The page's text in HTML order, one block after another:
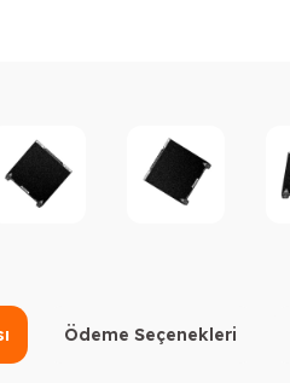
Ödeme Seçenekleri